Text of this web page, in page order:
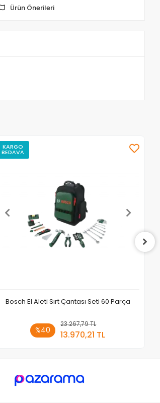
Ürün Önerileri
KARGO
BEDAVA
Bosch El Aleti Sırt Çantası Seti 60 Parça
%40
23.267,79 TL
13.970,21 TL
Sepete Ekle